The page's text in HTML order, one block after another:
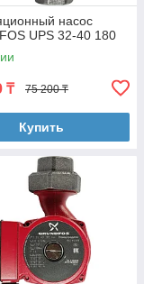
насос
UPS 32-40 180
₸ 75 200 ₸
Купить